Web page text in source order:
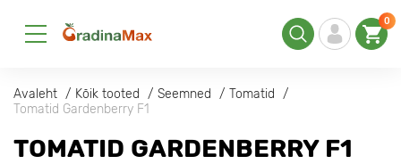
0
Avaleht Kõik tooted Seemned
Tomatid
Tomatid Gardenberry F1
TOMATID GARDENBERRY F1